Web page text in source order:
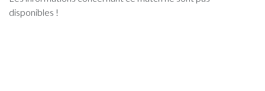
disponibles !